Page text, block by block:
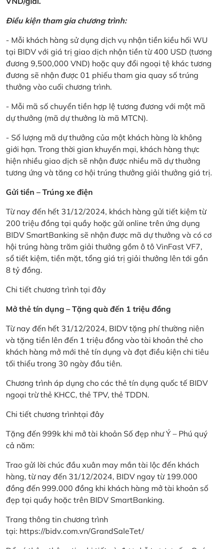
Điều kiện tham gia chương trình:
- Mỗi khách hàng sử dụng dịch vụ nhận tiền kiều hối WU
tại BIDV với giá trị giao dịch nhận tiền từ 400 USD (tương
đương 9,500,000 VND) hoặc quy đổi ngoại tệ khác tương
đương sẽ nhận được 01 phiếu tham gia quay số trúng
thưởng vào cuối chương trình.
- Mỗi mã số chuyển tiền hợp lệ tương đương với một mã
dự thưởng (mã dự thưởng là mã MTCN).
- Số lượng mã dự thưởng của một khách hàng là không
giới hạn. Trong thời gian khuyến mại, khách hàng thực
hiện nhiều giao dịch sẽ nhận được nhiều mã dự thưởng
tương ứng và tăng cơ hội trúng thưởng giải thưởng giá trị.
Gửi tiền – Trúng xe điện
Từ nay đến hết 31/12/2024, khách hàng gửi tiết kiệm từ
200 triệu đồng tại quầy hoặc gửi online trên ứng dụng
BIDV SmartBanking sẽ nhận được mã dự thưởng và có cơ
hội trúng hàng trăm giải thưởng gồm ô tô VinFast VF7,
sổ tiết kiệm, tiền mặt, tổng giá trị giải thưởng lên tới gần
8 tỷ đồng.
Chi tiết chương trình tại đây
Mở thẻ tín dụng – Tặng quà đến 1 triệu đồng
Từ nay đến hết 31/12/2024, BIDV tặng phí thường niên
và tặng tiền lên đến 1 triệu đồng vào tài khoản thẻ cho
khách hàng mở mới thẻ tín dụng và đạt điều kiện chi tiêu
tối thiểu trong 30 ngày đầu tiên.
Chương trình áp dụng cho các thẻ tín dụng quốc tế BIDV
ngoại trừ thẻ KHCC, thẻ TPV, thẻ TDDN.
Chi tiết chương trìnhtại đây
Tặng đến 999k khi mở tài khoản Số đẹp như Ý – Phú quý
cả năm:
Trao gửi lời chúc đầu xuân may mắn tài lộc đến khách
hàng, từ nay đến 31/12/2024, BIDV ngay từ 199.000
đồng đến 999.000 đồng khi khách hàng mở tài khoản số
đẹp tại quầy hoặc trên BIDV SmartBanking.
Trang thông tin chương trình
tại: https://bidv.com.vn/GrandSaleTet/